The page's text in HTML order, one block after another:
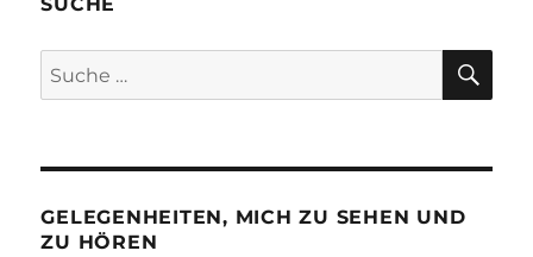
Suche
nach:
GELEGENHEITEN, MICH ZU SEHEN UND
ZU HÖREN